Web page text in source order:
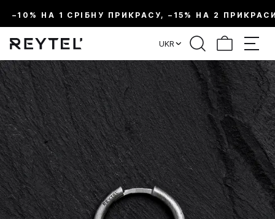
–10% НА 1 СРІБНУ ПРИКРАСУ, –15% НА 2
UKR